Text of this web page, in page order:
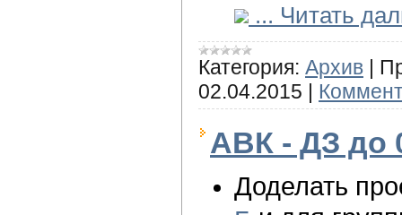
... Читать
Категория: Архив |
02.04.2015 |
АВК - ДЗ до
Доделать